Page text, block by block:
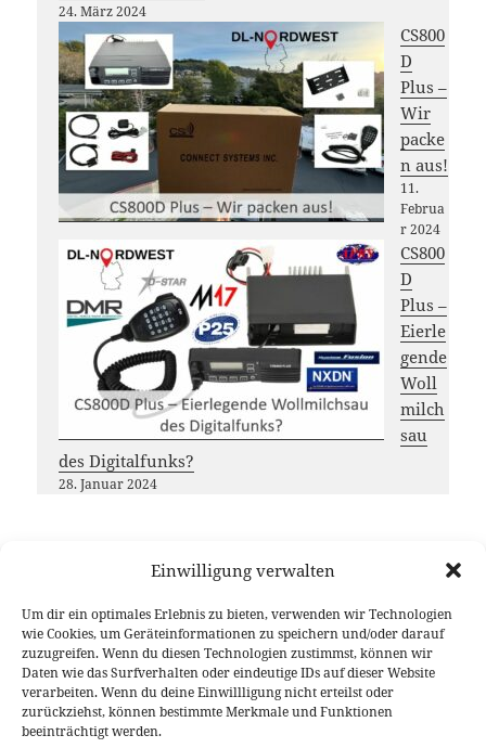
Einwilligung verwalten
Um dir ein optimales Erlebnis zu bieten, verwenden wir Technologien
wie Cookies, um Geräteinformationen zu speichern und/oder darauf
zuzugreifen. Wenn du diesen Technologien zustimmst, können wir
Daten wie das Surfverhalten oder eindeutige IDs auf dieser Website
verarbeiten. Wenn du deine Einwillligung nicht erteilst oder
zurückziehst, können bestimmte Merkmale und Funktionen
beeinträchtigt werden.
24. März 2024
CS800
D
Plus –
Wir
packe
n aus!
11.
Februa
r 2024
CS800
D
Plus –
Eierle
gende
Woll
milch
sau
des Digitalfunks?
28. Januar 2024
Möchtest du das DL-Nordwest
Projekt unterstützen?
Dann freuen wir uns über deinen Gastbeitrag, das
Teilen unserer Inhalte oder eine (kleine) Spende
Vielen Dank für deine Unterstützung!